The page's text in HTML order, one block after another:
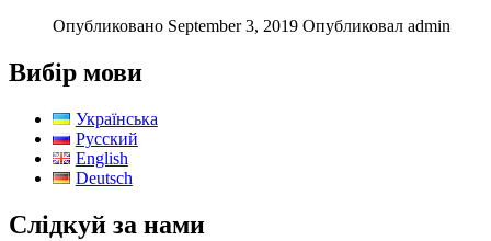
Опубликовано September 3, 2019 Опубликовал admin
Вибір мови
Українська
Русский
English
Deutsch
Слідкуй за нами